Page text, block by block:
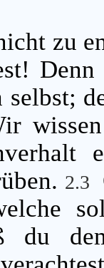
zu
2.3
du